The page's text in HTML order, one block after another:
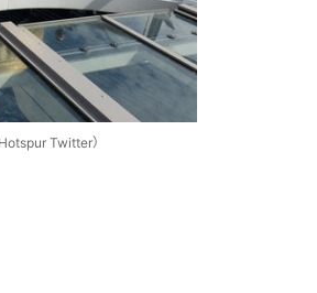
Twitter）